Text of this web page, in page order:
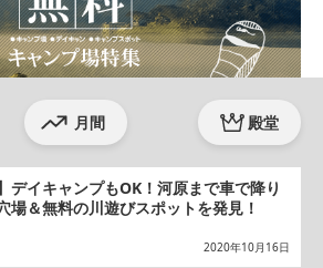
月間 殿堂
デイキャンプもOK！河原まで車で降り
場＆無料の川遊びスポットを発見！
2020年10月16日